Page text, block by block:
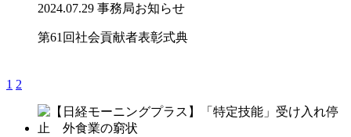
2024.07.29 事務局お知らせ
第61回社会貢献者表彰式典
1 2